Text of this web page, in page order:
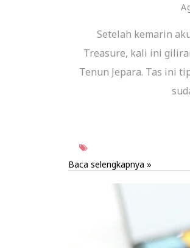
Setelah kemarin
Treasure, kali ini
Tenun Jepara. Tas ini
Baca selengkapnya »